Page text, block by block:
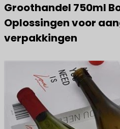
Groothandel 750ml
Oplossingen voor
verpakkingen